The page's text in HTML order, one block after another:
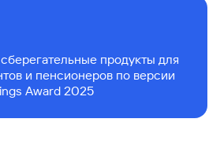
продукты для
и пенсионеров по версии
Award 2025